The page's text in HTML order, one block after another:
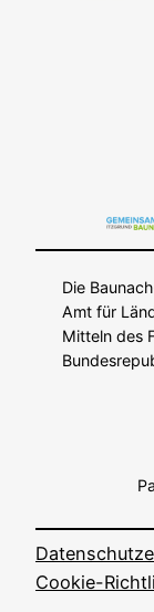
Die
Amt für
Mitteln des
Cookie-